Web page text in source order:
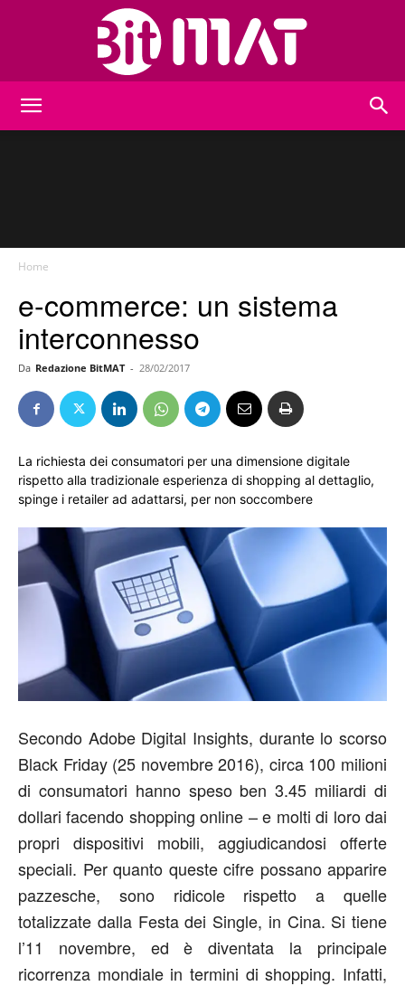
Home
e-commerce: un sistema
interconnesso
Da Redazione BitMAT - 28/02/2017
La richiesta dei consumatori per una dimensione digitale
rispetto alla tradizionale esperienza di shopping al dettaglio,
spinge i retailer ad adattarsi, per non soccombere
Secondo Adobe Digital Insights, durante lo scorso
Black Friday (25 novembre 2016), circa 100 milioni
di consumatori hanno speso ben 3.45 miliardi di
dollari facendo shopping online – e molti di loro dai
propri dispositivi mobili, aggiudicandosi offerte
speciali. Per quanto queste cifre possano apparire
pazzesche, sono ridicole rispetto a quelle
totalizzate dalla Festa dei Single, in Cina. Si tiene
l’11 novembre, ed è diventata la principale
ricorrenza mondiale in termini di shopping. Infatti,